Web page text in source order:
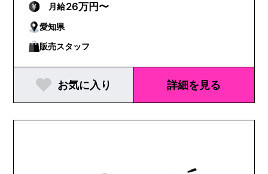
月給26万円〜
愛知県
販売スタッフ
お気に入り 詳細を見る